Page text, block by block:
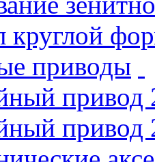
круглой
приводы
привод
привод